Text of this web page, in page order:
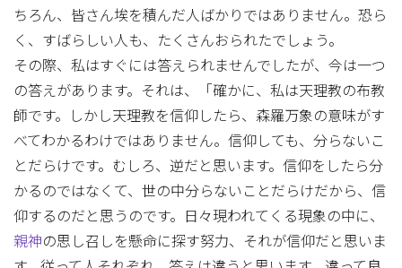
ちろん、皆さん埃を積んだ人ばかりではありません。恐ら
く、すばらしい人も、たくさんおられたでしょう。
その際、私はすぐには答えられませんでしたが、今は一つ
の答えがあります。それは、「確かに、私は天理教の布教
師です。しかし天理教を信仰したら、森羅万象の意味がす
べてわかるわけではありません。信仰しても、分らないこ
とだらけです。むしろ、逆だと思います。信仰をしたら分
かるのではなくて、世の中分らないことだらけだから、信
仰するのだと思うのです。日々現われてくる現象の中に、
親神の思し召しを懸命に探す努力、それが信仰だと思いま